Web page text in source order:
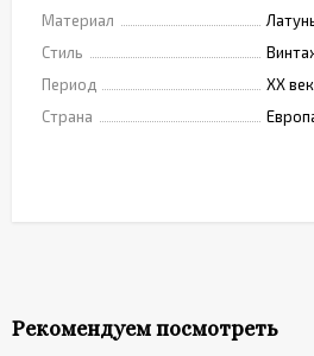
Материал
Стиль
Период
XX век
Страна
Рекомендуем посмотреть